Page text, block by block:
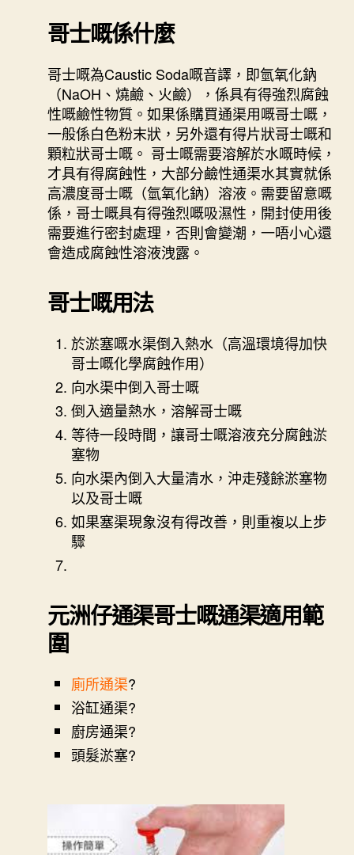
哥士嘅係什麼
哥士嘅為Caustic Soda嘅音譯，即氫氧化鈉
（NaOH、燒鹼、火鹼），係具有得強烈腐蝕
性嘅鹼性物質。如果係購買通渠用嘅哥士嘅，
一般係白色粉末狀，另外還有得片狀哥士嘅和
顆粒狀哥士嘅。 哥士嘅需要溶解於水嘅時候，
才具有得腐蝕性，大部分鹼性通渠水其實就係
高濃度哥士嘅（氫氧化鈉）溶液。需要留意嘅
係，哥士嘅具有得強烈嘅吸濕性，開封使用後
需要進行密封處理，否則會變潮，一唔小心還
會造成腐蝕性溶液洩露。
哥士嘅用法
於淤塞嘅水渠倒入熱水（高溫環境得加快
哥士嘅化學腐蝕作用）
向水渠中倒入哥士嘅
倒入適量熱水，溶解哥士嘅
等待一段時間，讓哥士嘅溶液充分腐蝕淤
塞物
向水渠內倒入大量清水，沖走殘餘淤塞物
以及哥士嘅
如果塞渠現象沒有得改善，則重複以上步
驟
元洲仔通渠哥士嘅通渠適用範
圍
廁所通渠?
浴缸通渠?
廚房通渠?
頭髮淤塞?